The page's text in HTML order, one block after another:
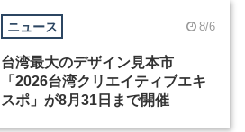
ニュース 8/6
台湾最大のデザイン見本市
「2026台湾クリエイティブエキ
スポ」が8月31日まで開催